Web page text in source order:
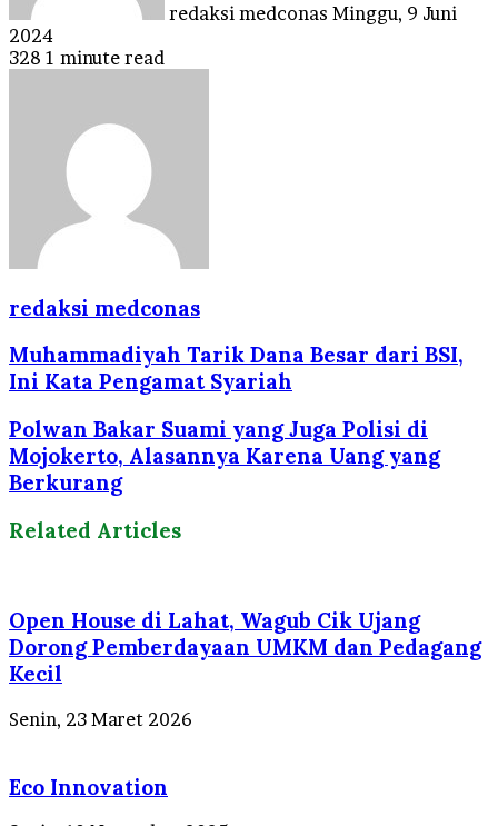
redaksi medconas Minggu, 9 Juni
2024
328 1 minute read
redaksi medconas
Muhammadiyah Tarik Dana Besar dari BSI,
Ini Kata Pengamat Syariah
Polwan Bakar Suami yang Juga Polisi di
Mojokerto, Alasannya Karena Uang yang
Berkurang
Related Articles
Open House di Lahat, Wagub Cik Ujang
Dorong Pemberdayaan UMKM dan Pedagang
Kecil
Senin, 23 Maret 2026
Eco Innovation